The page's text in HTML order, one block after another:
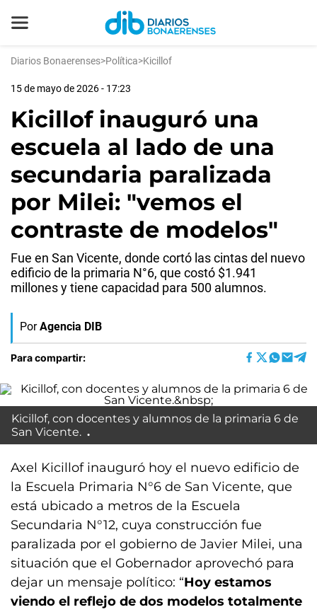
Diarios Bonaerenses>Política>Kicillof
15 de mayo de 2026 - 17:23
Kicillof inauguró una
escuela al lado de una
secundaria paralizada
por Milei: "vemos el
contraste de modelos"
Fue en San Vicente, donde cortó las cintas del nuevo
edificio de la primaria N°6, que costó $1.941
millones y tiene capacidad para 500 alumnos.
Por Agencia DIB
Para compartir:
Kicillof, con docentes y alumnos de la primaria 6 de
San Vicente.
Axel Kicillof inauguró hoy el nuevo edificio de
la Escuela Primaria N°6 de San Vicente, que
está ubicado a metros de la Escuela
Secundaria N°12, cuya construcción fue
paralizada por el gobierno de Javier Milei, una
situación que el Gobernador aprovechó para
dejar un mensaje político: “Hoy estamos
viendo el reflejo de dos modelos totalmente